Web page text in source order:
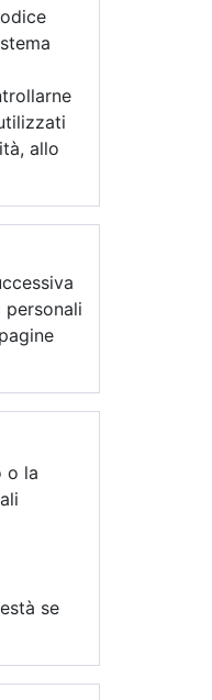
allo
o la
se